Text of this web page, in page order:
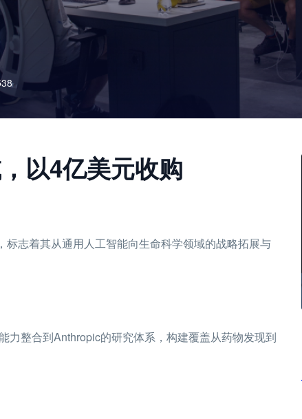
以4亿美元收购
志着其从通用人工智能向生命科学领域的战略拓展与
力整合到Anthropic的研究体系，构建覆盖从药物发现到